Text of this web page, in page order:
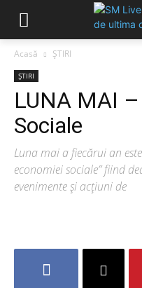
Acasă ȘTIRI
ȘTIRI
LUNA MAI
Sociale
Luna mai a fiecărui an
economiei sociale” fiind
evenimente și acțiuni de